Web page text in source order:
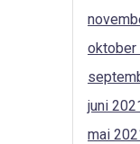
oktober
juni
mai